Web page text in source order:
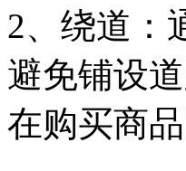
2、绕道：
避免铺设
在购买商